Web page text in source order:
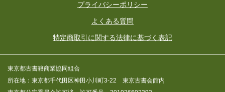
プライバシーポリシー
よくある質問
特定商取引に関する法律に基づく表記
東京都古書籍商業協同組合
所在地：東京都千代田区神田小川町3-22 東京古書会館内